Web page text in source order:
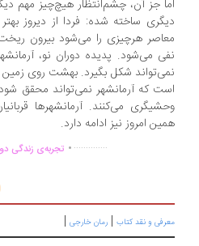
جز آن، چشم‌انتظار هیچ‌چیز مهم دیگری
ساخته شده: فردا از دیروز بهتر
هرچیزی را می‌شود بیرون ریخت.
می‌شود. پدیده دوران نو، آرمانشهر،
شکل بگیرد. بهشت روی زمین رخ
که آرمانشهر نمی‌تواند محقق شود،
می‌کنند. آرمانشهرها قربانیان
امروز نیز ادامه دارد.
.تجربه‌ی زندگی دوباره ...............
و نقد کتاب|رمان خارجی|